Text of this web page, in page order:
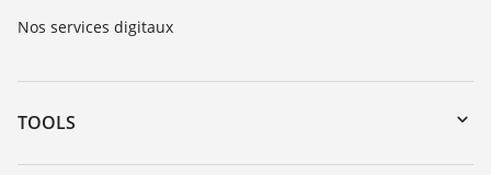
Nos services digitaux
TOOLS
Téléchargements